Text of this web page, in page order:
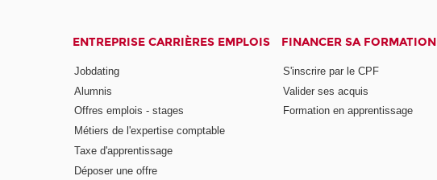
ENTREPRISE CARRIÈRES EMPLOIS
Jobdating
Alumnis
Offres emplois - stages
Métiers de l'expertise comptable
Taxe d'apprentissage
Déposer une offre
FINANCER SA FORMATION
S'inscrire par le CPF
Valider ses acquis
Formation en apprentissage